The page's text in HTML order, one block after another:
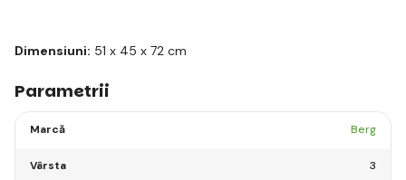
Dimensiuni: 51 x 45 x 72 cm
Parametrii
Marcă Berg
Vârsta 3